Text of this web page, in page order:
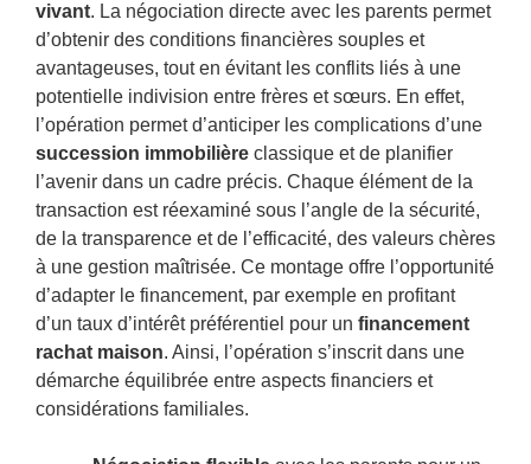
vivant. La négociation directe avec les parents permet
d’obtenir des conditions financières souples et
avantageuses, tout en évitant les conflits liés à une
potentielle indivision entre frères et sœurs. En effet,
l’opération permet d’anticiper les complications d’une
succession immobilière classique et de planifier
l’avenir dans un cadre précis. Chaque élément de la
transaction est réexaminé sous l’angle de la sécurité,
de la transparence et de l’efficacité, des valeurs chères
à une gestion maîtrisée. Ce montage offre l’opportunité
d’adapter le financement, par exemple en profitant
d’un taux d’intérêt préférentiel pour un financement
rachat maison. Ainsi, l’opération s’inscrit dans une
démarche équilibrée entre aspects financiers et
considérations familiales.